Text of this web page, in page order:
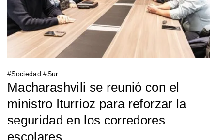
#Sociedad #Sur
Macharashvili se reunió con el
ministro Iturrioz para reforzar la
seguridad en los corredores
escolares